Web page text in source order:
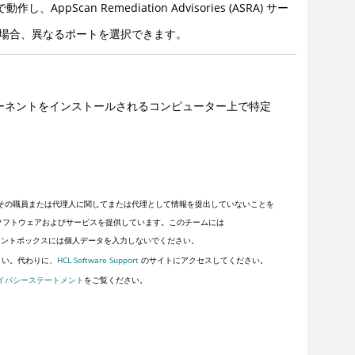
動作し、AppScan Remediation Advisories (ASRA) サー
、異なるポートを選択できます。
ントをインストールされるコンピューター上で特定
職員または代理人に関してまたは代理として情報を提出していないことを
トウェアおよびサービスを提供しています。このチームには
トボックスには個人データを入力しないでください。
。代わりに、 HCL Software Support のサイトにアクセスしてください。
バシーステートメント をご覧ください。